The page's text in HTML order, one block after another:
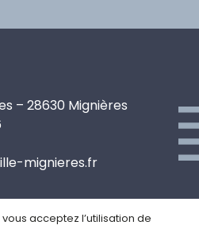
– 28630 Mignières
mignieres.fr
acceptez l’utilisation de